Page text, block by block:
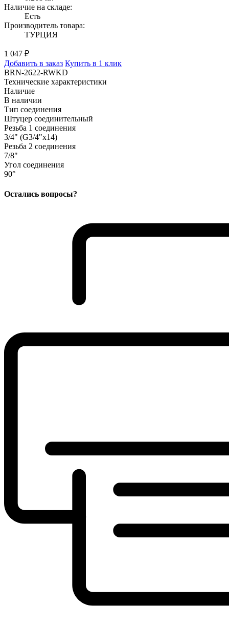
Наличие на складе:
Есть
Производитель товара:
ТУРЦИЯ
1 047 ₽
Добавить в заказ Купить в 1 клик
BRN-2622-RWKD
Технические характеристики
Наличие
В наличии
Тип соединения
Штуцер соединительный
Резьба 1 соединения
3/4" (G3/4"x14)
Резьба 2 соединения
7/8"
Угол соединения
90°
Остались вопросы?